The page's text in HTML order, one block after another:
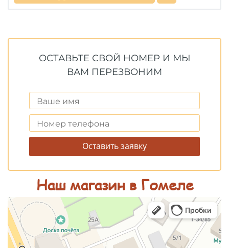
ОСТАВЬТЕ СВОЙ НОМЕР И МЫ
ВАМ ПЕРЕЗВОНИМ
Оставить заявку
Наш магазин в Гомеле